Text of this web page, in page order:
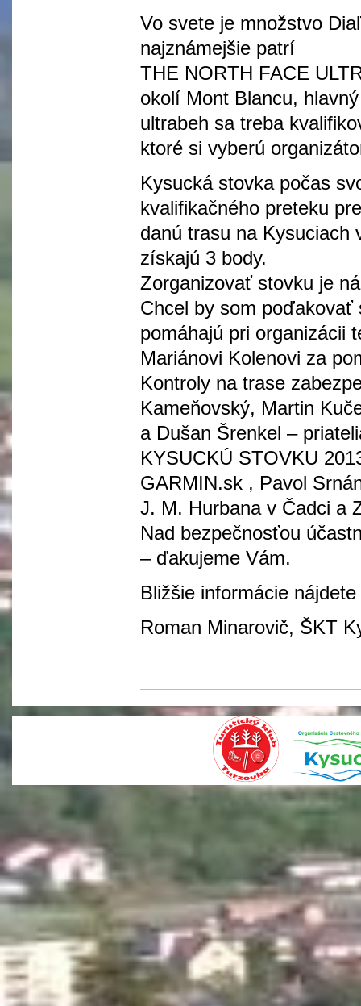
Vo svete je množstvo
najznámejšie patrí
THE NORTH FACE
okolí Mont Blancu,
ultrabeh sa treba
ktoré si vyberú
Kysucká stovka počas
kvalifikačného preteku
danú trasu na Kysuciach
získajú 3 body.
Zorganizovať stovku je
Chcel by som poďakovať
pomáhajú pri organizácii
Mariánovi Kolenovi za
Kontroly na trase
Kameňovský, Martin
a Dušan Šrenkel –
KYSUCKÚ STOVKU
GARMIN.sk , Pavol
J. M. Hurbana v Čadci a
Nad bezpečnosťou
– ďakujeme Vám.
Bližšie informácie
Roman Minarovič, ŠKT